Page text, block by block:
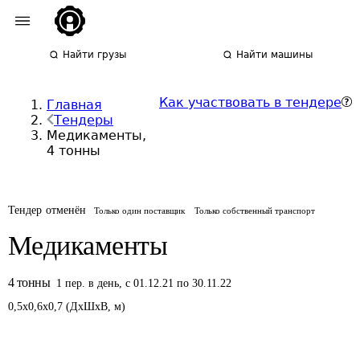
Найти грузы Найти машины
Главная
Тендеры
Медикаменты,
4 тонны
Как участвовать в тендере
Тендер отменён Только один поставщик Только собственный транспорт
Медикаменты
4 тонны 1 пер. в день,с 01.12.21 по 30.11.22
0,5x0,6x0,7 (ДxШxВ, м)